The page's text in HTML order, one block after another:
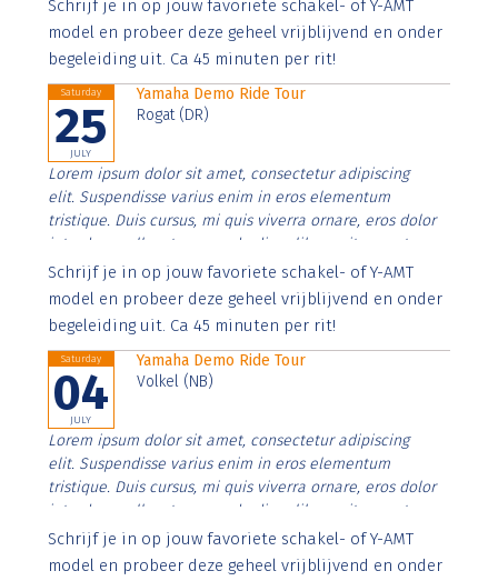
imperdiet. Nunc ut sem vitae risus tristique posuere.
Schrijf je in op jouw favoriete schakel- of Y-AMT
model en probeer deze geheel vrijblijvend en onder
begeleiding uit. Ca 45 minuten per rit!
Saturday
25
JULY
Yamaha Demo Ride Tour
Rogat (DR)
Lorem ipsum dolor sit amet, consectetur adipiscing
elit. Suspendisse varius enim in eros elementum
tristique. Duis cursus, mi quis viverra ornare, eros dolor
interdum nulla, ut commodo diam libero vitae erat.
Aenean faucibus nibh et justo cursus id rutrum lorem
imperdiet. Nunc ut sem vitae risus tristique posuere.
Schrijf je in op jouw favoriete schakel- of Y-AMT
model en probeer deze geheel vrijblijvend en onder
begeleiding uit. Ca 45 minuten per rit!
Saturday
04
JULY
Yamaha Demo Ride Tour
Volkel (NB)
Lorem ipsum dolor sit amet, consectetur adipiscing
elit. Suspendisse varius enim in eros elementum
tristique. Duis cursus, mi quis viverra ornare, eros dolor
interdum nulla, ut commodo diam libero vitae erat.
Aenean faucibus nibh et justo cursus id rutrum lorem
imperdiet. Nunc ut sem vitae risus tristique posuere.
Schrijf je in op jouw favoriete schakel- of Y-AMT
model en probeer deze geheel vrijblijvend en onder